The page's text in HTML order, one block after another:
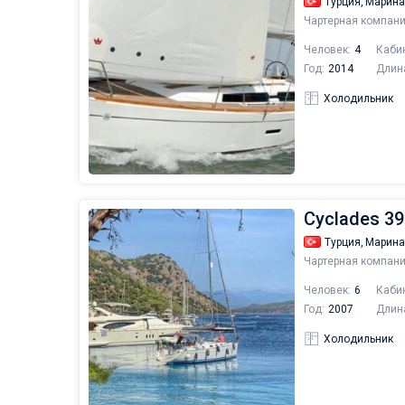
Чартерная
Человек: 4
Год: 2014
Холодильник
Cyclades
Турция,
Чартерная
Человек: 6
Год: 2007
Холодильник